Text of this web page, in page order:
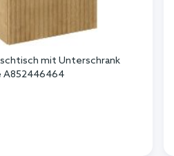
mit Unterschrank
A852446464